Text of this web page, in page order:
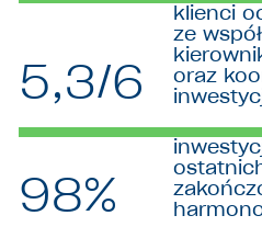
5,3/6
klienci
ze
oraz
98%